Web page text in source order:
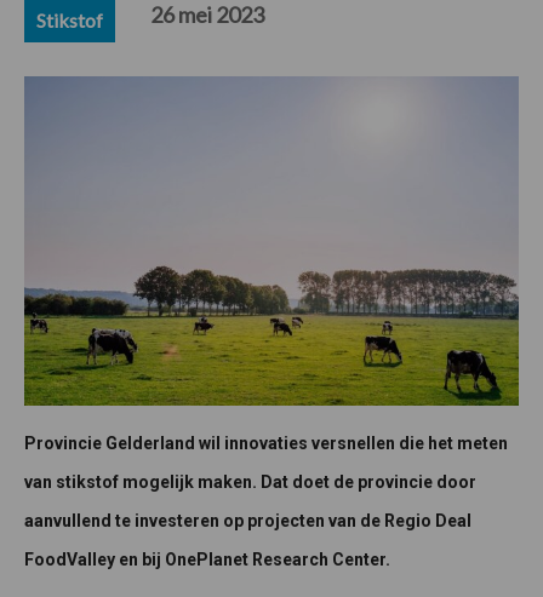
Stikstof 26 mei 2023
Provincie Gelderland wil innovaties versnellen die het meten
van stikstof mogelijk maken. Dat doet de provincie door
aanvullend te investeren op projecten van de Regio Deal
FoodValley en bij OnePlanet Research Center.